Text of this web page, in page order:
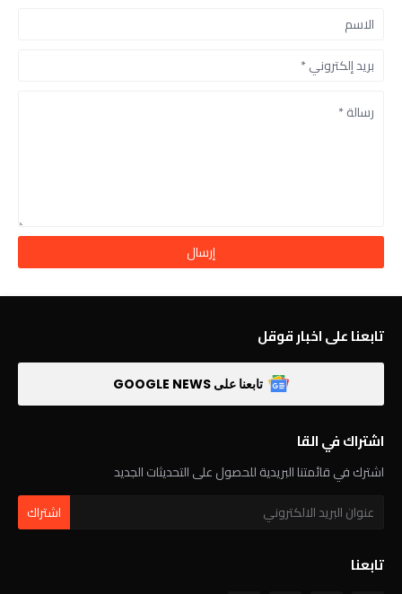
تابعنا على اخبار قوقل
تابعنا على GOOGLE NEWS
اشتراك في القا
اشترك في قائمتنا البريدية للحصول على التحديثات الجديد
تابعنا